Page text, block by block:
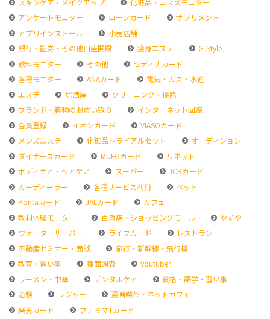
アンケートモニター
ローンカード
サプリメント
アプリインストール
小売店舗
銀行・証券・その他口座開設
痩身エステ
G-Style
飲料モニター
その他
セディナカード
各種モニター
ANAカード
電気・ガス・水道
エステ
居酒屋
クリーニング・掃除
ブランド・着物の服買い取り
インターネット回線
会員登録
イオンカード
VIASOカード
メンズエステ
化粧品トライアルセット
オーディション
ダイナースカード
MUFGカード
リネット
ボディケア・ヘアケア
スーパー
JCBカード
カーディーラー
各種サービス利用
ペット
Pontaカード
JALカード
カフェ
教材体験モニター
百貨店・ショッピングモール
やずや
ウォーターサーバー
ライフカード
レストラン
不動産セミナー・面談
旅行・新幹線・飛行機
教育・習い事
覆面調査
youtuber
ラーメン・中華
デンタルケア
資格・語学・習い事
治験
レジャー
漫画喫茶・ネットカフェ
楽天カード
ファミマTカード